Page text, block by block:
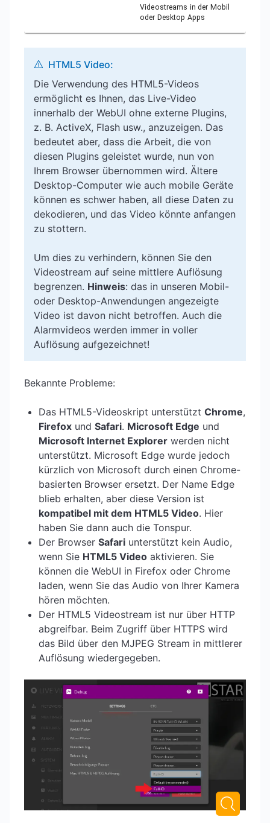
Videostreams in der Mobil
oder Desktop Apps
HTML5 Video:
Die Verwendung des HTML5-Videos
ermöglicht es Ihnen, das Live-Video
innerhalb der WebUI ohne externe Plugins,
z. B. ActiveX, Flash usw., anzuzeigen. Das
bedeutet aber, dass die Arbeit, die von
diesen Plugins geleistet wurde, nun von
Ihrem Browser übernommen wird. Ältere
Desktop-Computer wie auch mobile Geräte
können es schwer haben, all diese Daten zu
dekodieren, und das Video könnte anfangen
zu stottern.
Um dies zu verhindern, können Sie den
Videostream auf seine mittlere Auflösung
begrenzen. Hinweis: das in unseren Mobil-
oder Desktop-Anwendungen angezeigte
Video ist davon nicht betroffen. Auch die
Alarmvideos werden immer in voller
Auflösung aufgezeichnet!
Bekannte Probleme:
Das HTML5-Videoskript unterstützt Chrome,
Firefox und Safari. Microsoft Edge und
Microsoft Internet Explorer werden nicht
unterstützt. Microsoft Edge wurde jedoch
kürzlich von Microsoft durch einen Chrome-
basierten Browser ersetzt. Der Name Edge
blieb erhalten, aber diese Version ist
kompatibel mit dem HTML5 Video. Hier
haben Sie dann auch die Tonspur.
Der Browser Safari unterstützt kein Audio,
wenn Sie HTML5 Video aktivieren. Sie
können die WebUI in Firefox oder Chrome
laden, wenn Sie das Audio von Ihrer Kamera
hören möchten.
Der HTML5 Videostream ist nur über HTTP
abgreifbar. Beim Zugriff über HTTPS wird
das Bild über den MJPEG Stream in mittlerer
Auflösung wiedergegeben.